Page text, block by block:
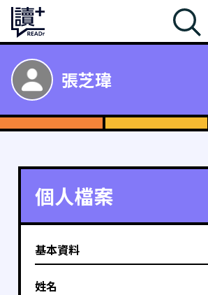
張芝瑋
個人檔案
基本資料
姓名